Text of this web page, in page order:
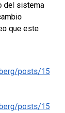
del sistema
que este
posts/15
posts/15